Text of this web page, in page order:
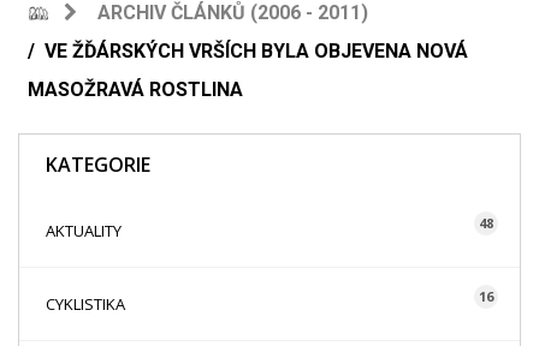
ARCHIV ČLÁNKŮ (2006 - 2011)
VE ŽĎÁRSKÝCH VRŠÍCH BYLA OBJEVENA NOVÁ
MASOŽRAVÁ ROSTLINA
KATEGORIE
AKTUALITY 48
CYKLISTIKA 16